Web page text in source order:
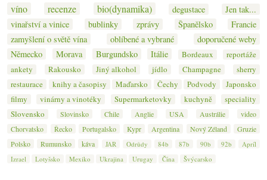
víno recenze bio(dynamika) degustace
Jen tak...
vinařství a vinice
bublinky zprávy Španělsko
Francie
zamyšlení o světě vína
oblíbené a vybrané
doporučené weby
Německo
Morava Burgundsko Itálie Bordeaux
reportáže
ankety
Rakousko Jiný alkohol jídlo Champagne
sherry
restaurace
knihy a časopisy Maďarsko Čechy Podvody
Japonsko
filmy
vinárny a vinotéky Supermarketovky kuchyně
speciality
Slovensko
Slovinsko Chile Anglie USA Austrálie
video
Chorvatsko
Řecko Portugalsko Kypr Argentina Nový Zéland
Gruzie
Polsko
Rumunsko káva JAR Odrůdy 84b 87b 90b 92b
Apríl
Izrael
Lotyšsko Mexiko Ukrajina Urugay Čína Švýcarsko